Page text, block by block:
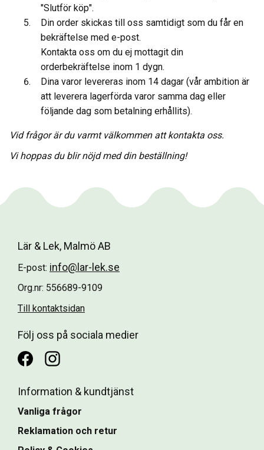
"Slutför köp".
Din order skickas till oss samtidigt som du får en
bekräftelse med e-post.
Kontakta oss om du ej mottagit din
orderbekräftelse inom 1 dygn.
Dina varor levereras inom 14 dagar (vår ambition är
att leverera lagerförda varor samma dag eller
följande dag som betalning erhållits).
Vid frågor är du varmt välkommen att kontakta oss.
Vi hoppas du blir nöjd med din beställning!
Lär & Lek, Malmö AB
E-post: info@lar-lek.se
Org.nr: 556689-9109
Till kontaktsidan
Följ oss på sociala medier
Information & kundtjänst
Vanliga frågor
Reklamation och retur